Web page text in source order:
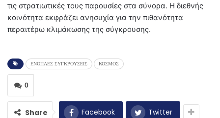
τις στρατιωτικές τους παρουσίες στα σύνορα. Η διεθνής
κοινότητα εκφράζει ανησυχία για την πιθανότητα
περαιτέρω κλιμάκωσης της σύγκρουσης.
ΕΝΟΠΛΕΣ ΣΥΓΚΡΟΥΣΕΙΣ ΚΟΣΜΟΣ
0
Share Facebook Twitter